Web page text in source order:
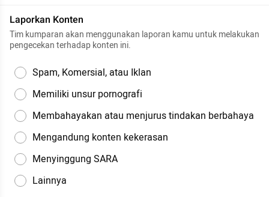
Laporkan Konten
Tim kumparan akan menggunakan laporan kamu untuk melakukan
pengecekan terhadap konten ini.
Spam, Komersial, atau Iklan
Memiliki unsur pornografi
Membahayakan atau menjurus tindakan berbahaya
Mengandung konten kekerasan
Menyinggung SARA
Lainnya